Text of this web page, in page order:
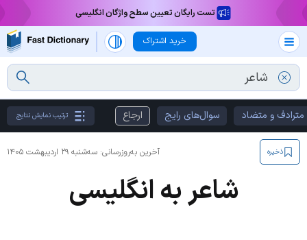
تست رایگان تعیین سطح واژگان انگلیسی
خرید اشتراک
مترادف و متضاد سوال‌های رایج ارجاع ترتیب نمایش نتایج
آخرین به‌روزرسانی: سه‌شنبه ۲۹ اردیبهشت ۱۴۰۵ ذخیره
شاعر به انگلیسی